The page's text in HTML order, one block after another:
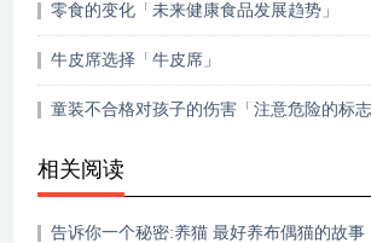
零食的变化「未来健康食品发展趋势」
牛皮席选择「牛皮席」
童装不合格对孩子的伤害「注意危险的标志
相关阅读
告诉你一个秘密:养猫 最好养布偶猫的故事